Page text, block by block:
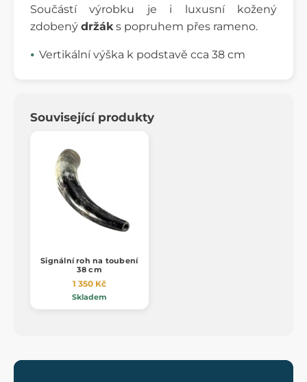
Součástí výrobku je i luxusní kožený
zdobený držáks popruhem přes rameno.
Vertikální výška k podstavě cca 38 cm
Související produkty
Signální roh na toubení
38 cm
1 350 Kč
Skladem